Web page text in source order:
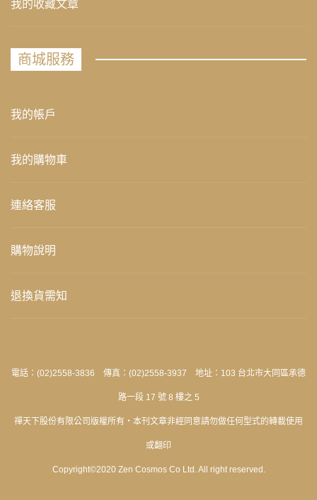
我的收藏文章
商城服務
我的帳戶
我的購物車
連絡客服
購物說明
退換貨需知
電話：(02)2558-3836 傳真：(02)2558-3937 地址：103 台北市大同區承德
路一段 17 號 8 樓之 5
禪天下股份有限公司版權所有‧本刊文章非經同意請勿做任何型式的轉載使用
或翻印
Copyright©2020 Zen Cosmos Co Ltd. All right reserved.